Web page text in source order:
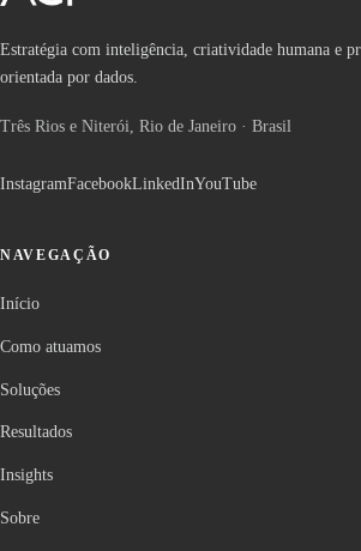
Estratégia com inteligência, criatividade humana e
orientada por dados.
Três Rios e Niterói, Rio de Janeiro · Brasil
InstagramFacebookLinkedInYouTube
NAVEGAÇÃO
Início
Como atuamos
Soluções
Resultados
Insights
Sobre